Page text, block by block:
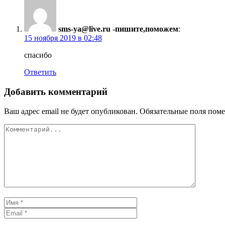
sms-ya@live.ru -пишите,поможем:
15 ноября 2019 в 02:48
спасибо
Ответить
Добавить комментарий
Ваш адрес email не будет опубликован. Обязательные поля